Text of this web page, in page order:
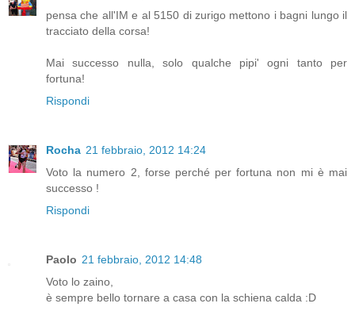
pensa che all'IM e al 5150 di zurigo mettono i bagni lungo il
tracciato della corsa!
Mai successo nulla, solo qualche pipi' ogni tanto per
fortuna!
Rispondi
Rocha 21 febbraio, 2012 14:24
Voto la numero 2, forse perché per fortuna non mi è mai
successo !
Rispondi
Paolo 21 febbraio, 2012 14:48
Voto lo zaino,
è sempre bello tornare a casa con la schiena calda :D